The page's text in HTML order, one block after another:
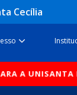
Cecília
Open
ESTÁ AQUI!O